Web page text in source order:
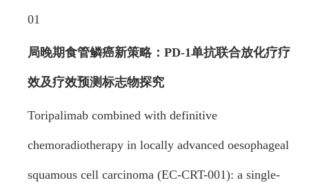
01
局晚期食管鳞癌新策略：PD-1单抗联合放化疗疗
效及疗效预测标志物探究
Toripalimab combined with definitive
chemoradiotherapy in locally advanced oesophageal
squamous cell carcinoma (EC-CRT-001): a single-